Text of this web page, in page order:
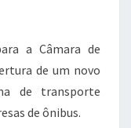
a Câmara de
de um novo
de transporte
de ônibus.